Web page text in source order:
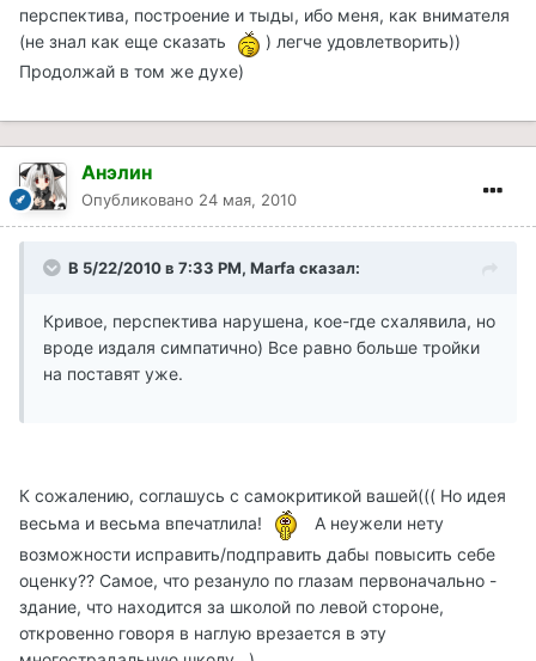
перспектива, построение и тыды, ибо меня, как внимателя
(не знал как еще сказать
) легче удовлетворить))
Продолжай в том же духе)
Анэлин
Опубликовано 24 мая, 2010
В 5/22/2010 в 7:33 PM, Marfa сказал:
Кривое, перспектива нарушена, кое-где схалявила, но
вроде издаля симпатично) Все равно больше тройки
на поставят уже.
К сожалению, соглашусь с самокритикой вашей((( Но идея
весьма и весьма впечатлила!
А неужели нету
возможности исправить/подправить дабы повысить себе
оценку?? Самое, что резануло по глазам первоначально -
здание, что находится за школой по левой стороне,
откровенно говоря в наглую врезается в эту